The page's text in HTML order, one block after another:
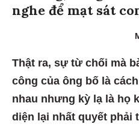
nghe để mạt sát
Thật ra, sự từ chối mà
công của ông bố là
nhau nhưng kỳ lạ là họ
diện lại nhất quyết phải